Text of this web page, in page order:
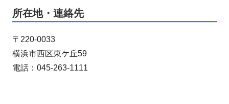
所在地・連絡先
〒220-0033
横浜市西区東ケ丘59
電話：045-263-1111